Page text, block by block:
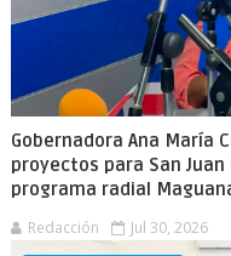
Gobernadora Ana María
proyectos para San
programa radial
Redacción Jul 30, 2026